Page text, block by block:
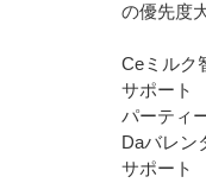
の優先度
Ceミルク
サポート
パーティ
Daバレン
サポート